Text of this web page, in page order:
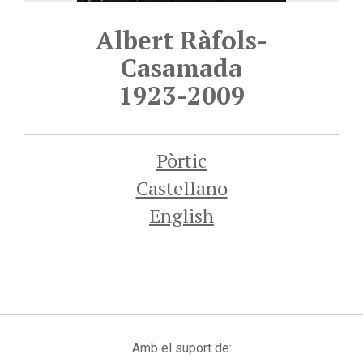
Albert Ràfols-
Casamada
1923-2009
Pòrtic
Castellano
English
Amb el suport de: